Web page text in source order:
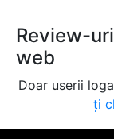
Review-
web
Doar userii
ți